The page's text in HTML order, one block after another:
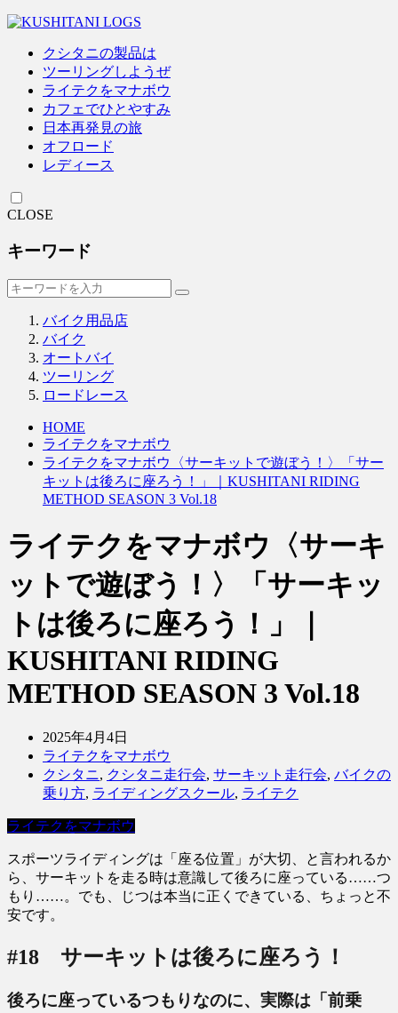
クシタニの製品は
ツーリングしようぜ
ライテクをマナボウ
カフェでひとやすみ
日本再発見の旅
オフロード
レディース
CLOSE
キーワード
バイク用品店
バイク
オートバイ
ツーリング
ロードレース
HOME
ライテクをマナボウ
ライテクをマナボウ〈サーキットで遊ぼう！〉「サー
キットは後ろに座ろう！」｜KUSHITANI RIDING
METHOD SEASON 3 Vol.18
ライテクをマナボウ〈サーキ
ットで遊ぼう！〉「サーキッ
トは後ろに座ろう！」｜
KUSHITANI RIDING
METHOD SEASON 3 Vol.18
2025年4月4日
ライテクをマナボウ
クシタニ, クシタニ走行会, サーキット走行会, バイクの
乗り方, ライディングスクール, ライテク
ライテクをマナボウ
スポーツライディングは「座る位置」が大切、と言われるか
ら、サーキットを走る時は意識して後ろに座っている……つ
もり……。でも、じつは本当に正くできている、ちょっと不
安です。
#18 サーキットは後ろに座ろう！
後ろに座っているつもりなのに、実際は「前乗